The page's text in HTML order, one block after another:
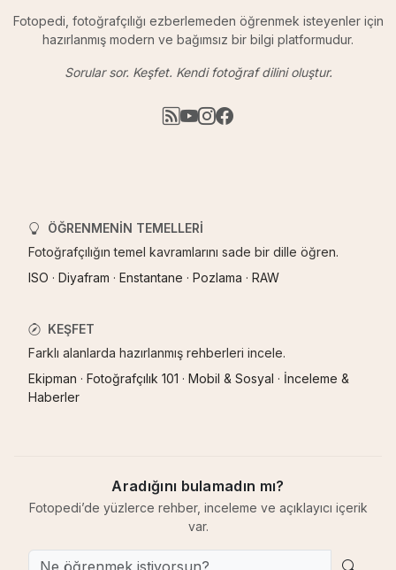
Fotopedi, fotoğrafçılığı ezberlemeden öğrenmek isteyenler için
hazırlanmış modern ve bağımsız bir bilgi platformudur.
Sorular sor. Keşfet. Kendi fotoğraf dilini oluştur.
ÖĞRENMENIN TEMELLERI
Fotoğrafçılığın temel kavramlarını sade bir dille öğren.
ISO · Diyafram · Enstantane · Pozlama · RAW
KEŞFET
Farklı alanlarda hazırlanmış rehberleri incele.
Ekipman · Fotoğrafçılık 101 · Mobil & Sosyal · İnceleme &
Haberler
Aradığını bulamadın mı?
Fotopedi’de yüzlerce rehber, inceleme ve açıklayıcı içerik
var.